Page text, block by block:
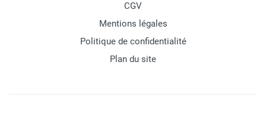
CGV
Mentions légales
Politique de confidentialité
Plan du site